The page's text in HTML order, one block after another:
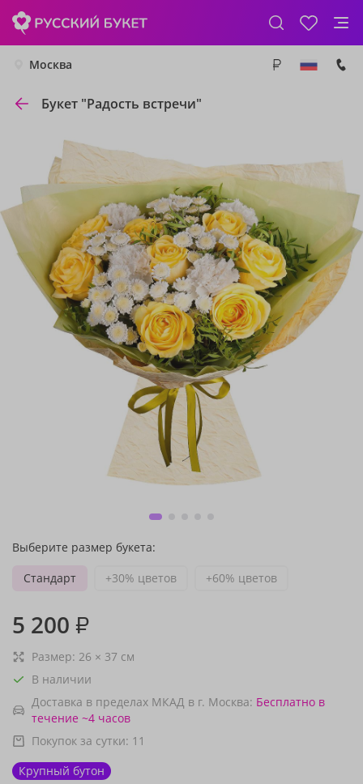
Москва
Букет "Радость встречи"
Выберите размер букета:
Стандарт
+30% цветов +60% цветов
5 200 ₽
Размер: 26 × 37 см
В наличии
Доставка в пределах МКАД в г. Москва: Бесплатно в
течение ~4 часов
Покупок за сутки: 11
Крупный бутон